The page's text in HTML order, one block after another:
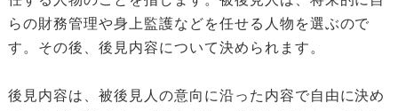
らの財務管理や身上監護などを任せる人物を選ぶので
す。その後、後見内容について決められます。
後見内容は、被後見人の意向に沿った内容で自由に決め